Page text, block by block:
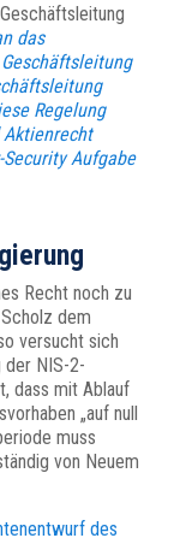
das
Regelung
Aufgabe
Recht noch zu
dem
versucht sich
der NIS-2-
dass mit Ablauf
„auf null
muss
von Neuem
des